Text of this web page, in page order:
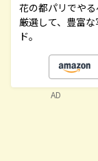
花の都パリでや
厳選して、豊富
ド。
AD